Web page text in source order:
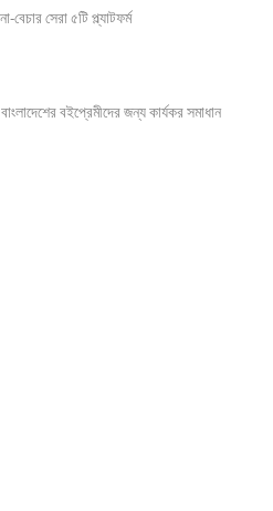
সেরা ৫টি প্ল্যাটফর্ম
বইপ্রেমীদের জন্য কার্যকর সমাধান